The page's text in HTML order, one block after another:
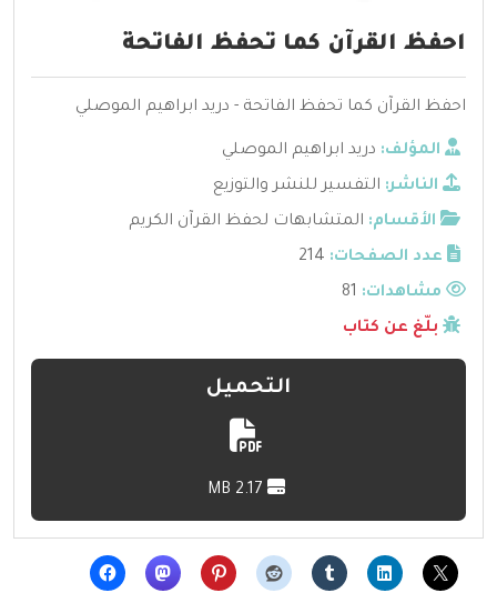
احفظ القرآن كما تحفظ الفاتحة
احفظ القرآن كما تحفظ الفاتحة - دريد ابراهيم الموصلي
المؤلف: دريد ابراهيم الموصلي
الناشر: التفسير للنشر والتوزيع
الأقسام: المتشابهات لحفظ القرآن الكريم
عدد الصفحات: 214
مشاهدات:
بلّغ عن كتاب
التحميل